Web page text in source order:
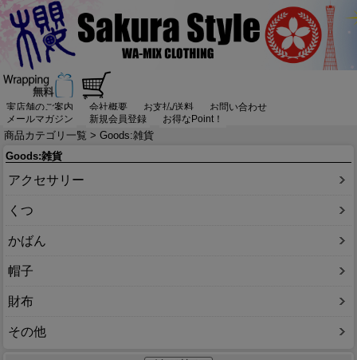
実店舗のご案内 会社概要 お支払/送料
お問い合わせ
メールマガジン
新規会員登録 お得なPoint！
商品カテゴリ一覧 > Goods:雑貨
Goods:雑貨
アクセサリー
くつ
かばん
帽子
財布
その他